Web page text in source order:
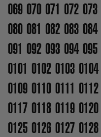
069 070 071 072 073
080 081 082 083 084
091 092 093 094 095
0101 0102 0103 0104
0109 0110 0111 0112
0117 0118 0119 0120
0125 0126 0127 0128